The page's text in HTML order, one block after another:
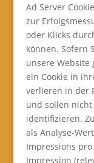
Ad Server
zur
oder Klicks
können. Sofern
unsere Website
ein Cookie in
verlieren in der
und sollen
identifizieren.
als Analyse-
Impressions
Impression